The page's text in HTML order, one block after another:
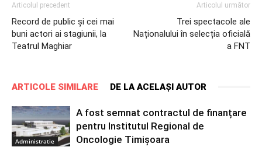
Articolul precedent
Record de public și cei mai
buni actori ai stagiunii, la
Teatrul Maghiar
Articolul următor
Trei spectacole ale
Naționalului în selecția oficială
a FNT
ARTICOLE SIMILARE DE LA ACELAȘI AUTOR
Administratie
A fost semnat contractul de finanțare
pentru Institutul Regional de
Oncologie Timișoara